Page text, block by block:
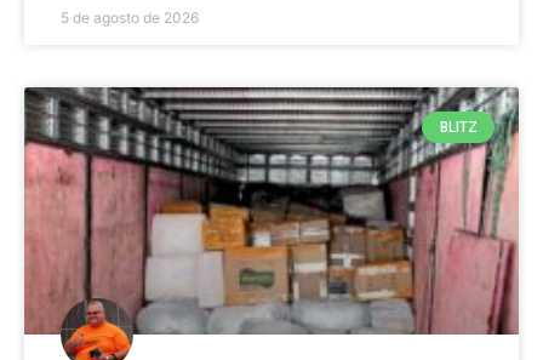
5 de agosto de 2026
BLITZ